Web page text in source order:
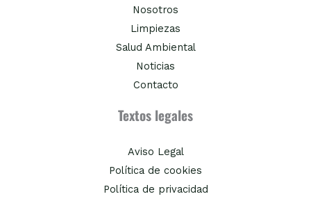
Nosotros
Limpiezas
Salud Ambiental
Noticias
Contacto
Textos legales
Aviso Legal
Política de cookies
Política de privacidad